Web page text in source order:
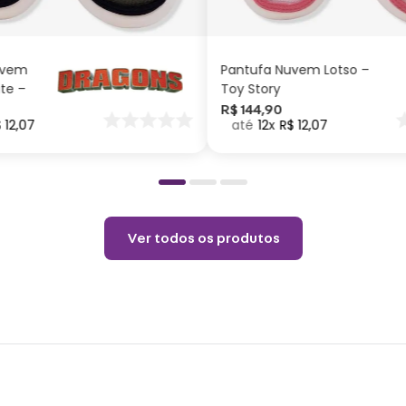
Shorts
–
12,07
ADICIONAR AO
Pantufa Nuvem Lotso –
Toy Story
R$ 144,90
12 R$ 12,07
ADICIONAR AO
Ver todos os produtos